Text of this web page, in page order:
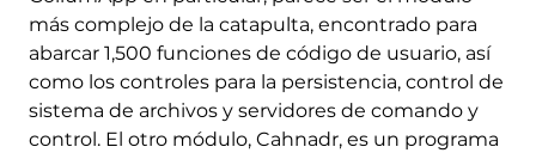
más complejo de la catapulta, encontrado para
abarcar 1,500 funciones de código de usuario, así
como los controles para la persistencia, control de
sistema de archivos y servidores de comando y
control. El otro módulo, Cahnadr, es un programa